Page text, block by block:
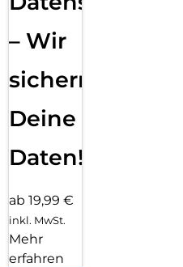
– Wir
sichern
Deine
Daten!
ab 19,99 €
inkl. MwSt.
Mehr
erfahren